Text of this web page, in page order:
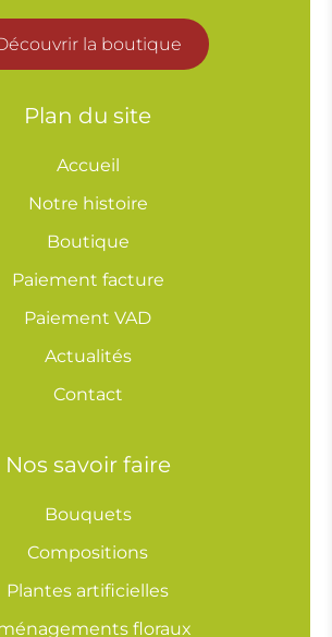
la boutique
Plan du site
Accueil
Notre histoire
Boutique
Paiement facture
Paiement VAD
Actualités
Contact
Nos savoir faire
Bouquets
Compositions
Plantes artificielles
floraux